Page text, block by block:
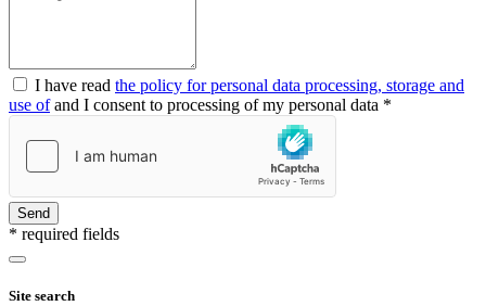
I have read the policy for personal data processing, storage and
use ofand I consent to processing of my personal data *
Send
* required fields
Site search